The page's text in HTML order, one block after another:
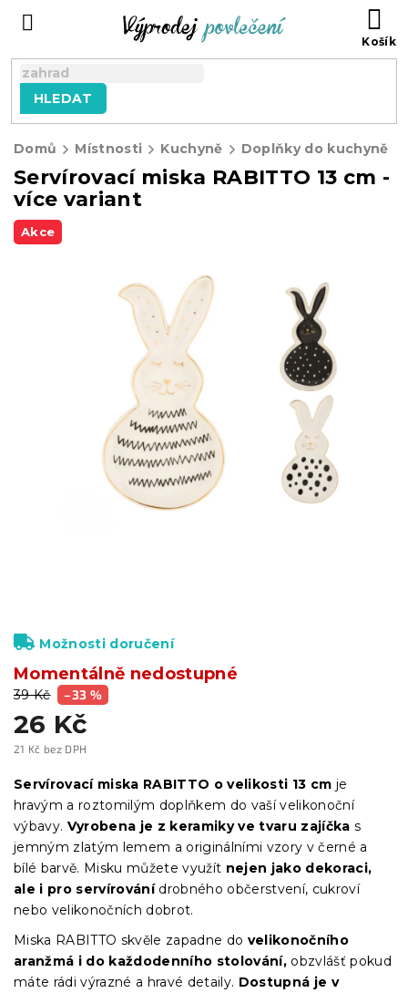
HLEDAT
Domů Místnosti Kuchyně Doplňky do kuchyně
Servírovací miska RABITTO 13 cm -
více variant
Akce
39 Kč –33 %
26 Kč
21 Kč bez DPH
cena:
Momentálně nedostupné
Možnosti doručení
Servírovací miska RABITTO o velikosti 13 cm je
hravým a roztomilým doplňkem do vaší velikonoční
výbavy. Vyrobena je z keramiky ve tvaru zajíčka s
jemným zlatým lemem a originálními vzory v černé a
bílé barvě. Misku můžete využít nejen jako dekoraci,
ale i pro servírovánídrobného občerstvení, cukroví
nebo velikonočních dobrot.
Miska RABITTO skvěle zapadne do velikonočního
aranžmá i do každodenního stolování, obzvlášť pokud
máte rádi výrazné a hravé detaily. Dostupná je v